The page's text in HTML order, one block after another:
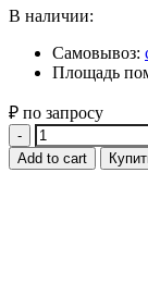
В наличии:
Самовывоз:
Площадь
₽ по запросу
Quantity
Add to cart